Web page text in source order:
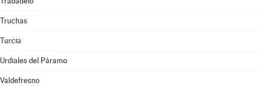
Truchas
Turcia
Urdiales del Páramo
Valdefresno